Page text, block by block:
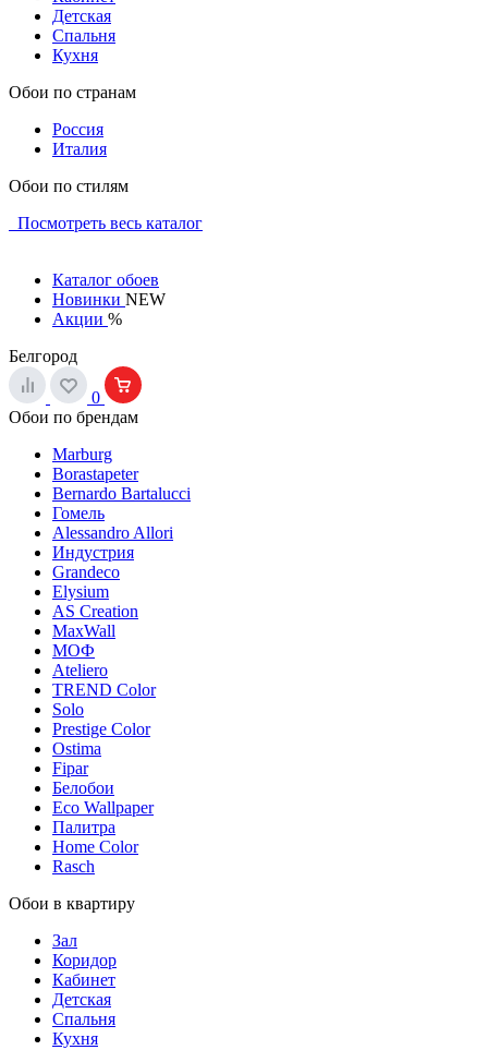
Детская
Спальня
Кухня
Обои по странам
Россия
Италия
Обои по стилям
Посмотреть весь каталог
Каталог обоев
Новинки NEW
Акции %
Белгород
0
Обои по брендам
Marburg
Borastapeter
Bernardo Bartalucci
Гомель
Alessandro Allori
Индустрия
Grandeco
Elysium
AS Creation
MaxWall
МОФ
Ateliero
TREND Color
Solo
Prestige Color
Ostima
Fipar
Белобои
Eco Wallpaper
Палитра
Home Color
Rasch
Обои в квартиру
Зал
Коридор
Кабинет
Детская
Спальня
Кухня